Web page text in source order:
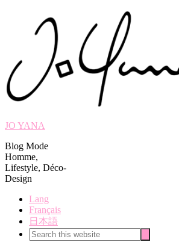
JO YANA
Blog Mode
Homme,
Lifestyle, Déco-
Design
Lang
Français
日本語
Search
this